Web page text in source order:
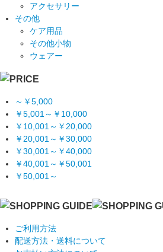
アクセサリー
その他
ケア用品
その他小物
ウェアー
～￥5,000
￥5,001～￥10,000
￥10,001～￥20,000
￥20,001～￥30,000
￥30,001～￥40,000
￥40,001～￥50,001
￥50,001～
ご利用方法
配送方法・送料について